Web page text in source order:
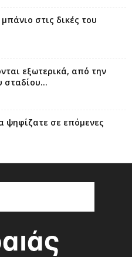
στις δικές του
εξωτερικά, από την
σταδίου...
ψηφίζατε σε επόμενες